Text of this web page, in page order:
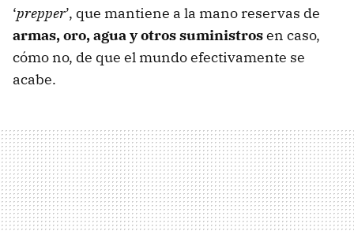
‘prepper’, que mantiene a la mano reservas de
armas, oro, agua y otros suministrosen caso,
cómo no, de que el mundo efectivamente se
acabe.